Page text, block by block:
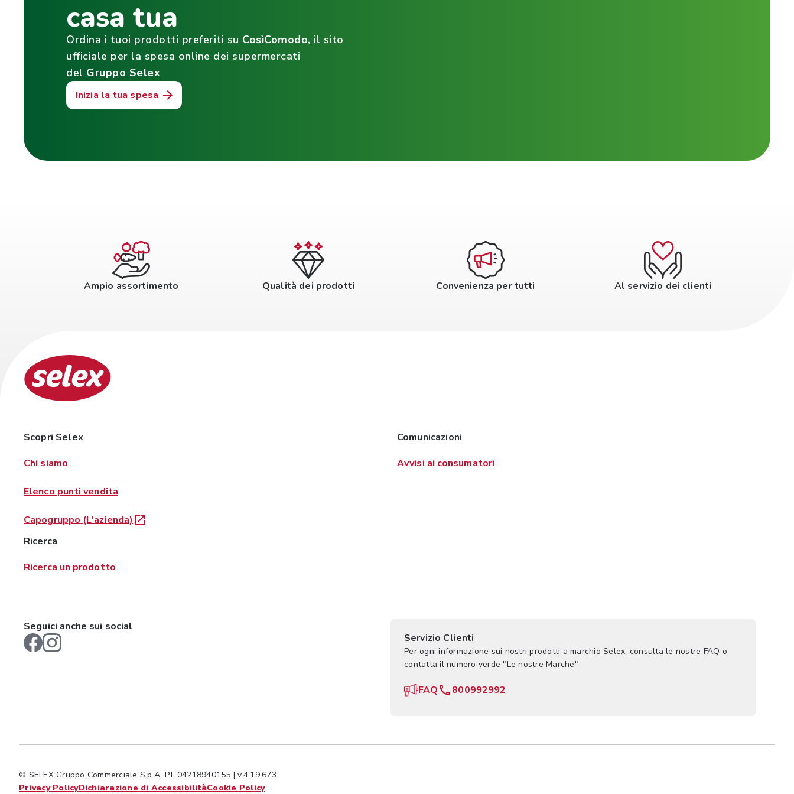
casa tua
Ordina i tuoi prodotti preferiti su CosìComodo, il sito
ufficiale per la spesa online dei supermercati
del Gruppo Selex
Inizia la tua spesa
Ampio assortimento Qualità dei prodotti Convenienza per tutti Al servizio dei clienti
Scopri Selex
Chi siamo
Elenco punti vendita
Capogruppo (L'azienda)
Comunicazioni
Avvisi ai consumatori
Ricerca
Ricerca un prodotto
Seguici anche sui social
Servizio Clienti
Per ogni informazione sui nostri prodotti a marchio Selex, consulta le nostre FAQ o
contatta il numero verde "Le nostre Marche"
FAQ 800992992
© SELEX Gruppo Commerciale S.p.A. P.I. 04218940155 | v.4.19.673
Privacy PolicyDichiarazione di AccessibilitàCookie Policy